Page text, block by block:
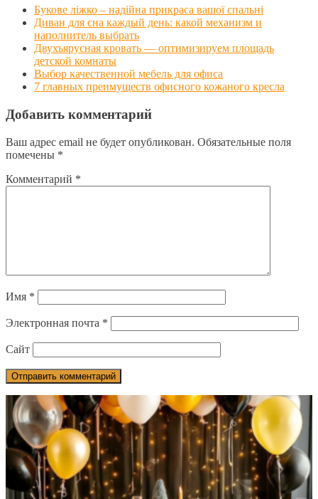
Букове ліжко – надійна прикраса вашої спальні
Диван для сна каждый день: какой механизм и
наполнитель выбрать
Двухъярусная кровать — оптимизируем площадь
детской комнаты
Выбор качественной мебель для офиса
7 главных преимуществ офисного кожаного кресла
Добавить комментарий
Ваш адрес email не будет опубликован. Обязательные поля
помечены *
Комментарий *
Имя *
Электронная почта *
Сайт